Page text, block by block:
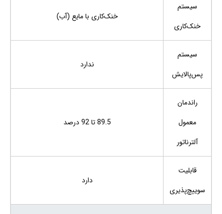
سیستم
خنک‌کاری
خنک‌کاری با مایع (آب)
سیستم
پس‌پالایش
ندارد
راندمان
معمول
آلترناتور
89.5 تا 92 درصد
قابلیت
سوییچ‌پذیری
دارد